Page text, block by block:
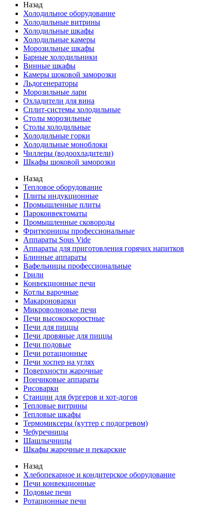
Назад
Холодильное оборудование
Холодильные витрины
Холодильные шкафы
Холодильные камеры
Морозильные шкафы
Барные холодильники
Винные шкафы
Камеры шоковой заморозки
Льдогенераторы
Морозильные лари
Охладители для вина
Сплит-системы холодильные
Столы морозильные
Столы холодильные
Холодильные горки
Холодильные моноблоки
Чиллеры (водоохладители)
Шкафы шоковой заморозки
Назад
Тепловое оборудование
Плиты индукционные
Промышленные плиты
Пароконвектоматы
Промышленные сковороды
Фритюрницы профессиональные
Аппараты Sous Vide
Аппараты для приготовления горячих напитков
Блинные аппараты
Вафельницы профессиональные
Грили
Конвекционные печи
Котлы варочные
Макароноварки
Микроволновые печи
Печи высокоскоростные
Печи для пиццы
Печи дровяные для пиццы
Печи подовые
Печи ротационные
Печи хоспер на углях
Поверхности жарочные
Пончиковые аппараты
Рисоварки
Станции для бургеров и хот-догов
Тепловые витрины
Тепловые шкафы
Термомиксеры (куттер с подогревом)
Чебуречницы
Шашлычницы
Шкафы жарочные и пекарские
Назад
Хлебопекарное и кондитерское оборудование
Печи конвекционные
Подовые печи
Ротационные печи